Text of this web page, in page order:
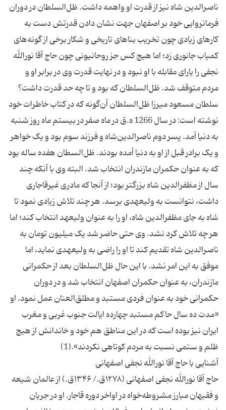
ناصرالدین شاه نیز از قدرت او واهمه داشت. ظل‌السلطان در دوران
فرمانروایی خود بر اصفهان جهت نشان دادن قدرتش دست به
کارهای زیادی چون تخریب بناهای تاریخی و شکار برخی از گونه‌های
کمیاب جانوری زد؛ اما هیچ کس جز روحانیونی چون حاج آقا نورالله
نجفی را یارای مقابله با او نبود و در نهایت قدرت وی در برابر او و
مردم متوقف شد. ظل‌السلطان که بود و تا چه حد قدرت داشت؟
سلطان مسعود میرزا ظل‌السلطان آن‌گونه که در کتاب خاطرات خود
نوشته است: در سال 1266 ه.ق در ماه صفر در بیستم ماه روز شنبه
به دنیا آمد. پسر دوم ناصرالدین‌شاه و فرزند سوم بود و یک خواهر
و یک برادر قبل از او به دنیا آمده بودند. ظل‌السطان هفده ساله بود
که به عنوان حکمران مازندران انتخاب شد. البته وی با آنکه چند
سال از مظفرالدین شاه بزرگتر بود؛ از آنجا که مادری غیرقاجاری
داشت، نتوانست به ولیعهدی برسد. هر چند تلاش زیادی نمود تا
شاه به جای مظفرالدین شاه، او را به عنوان ولیعهد انتخاب کند؛ اما
هر چه تلاش کرد نشد. وی حتی حاضر شد یک میلیون تومان به
ناصرالدین شاه تقدیم کند تا او را راضی به ولیعهدی نماید، اما
موفق به این امر نشد. با این حال ظل‌السلطان بعد از حکمرانی
مازندران، به عنوان حکمران اصفهان انتخاب شد و در دوران
حکمرانی خود به عنوان فردی مستبد و مطلق‌العنان عمل نمود. او
«مدت ده سال حاکم مستبد چهارده ایالت جنوب غربی و مغرب
ایران نیز بوده است که در این مناطق هم خود و خاندانش از هیچ
حاج آقا نورالله نجفی اصفهانی (۱۲۷۸ق./ ۱۳۴۶ق.) از عالمان شیعه
و فقیهان مبارز مشروطه‌خواه در اواخر دوره قاجار. او در جریان